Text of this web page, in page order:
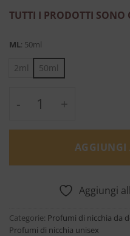
TUTTI I PRODOTTI SONO
ML: 50ml
2ml 50ml
God of Fire -
AGGIUNGI
Aggiungi
Categorie: Profumi di nicchia da
Profumi di nicchia unisex